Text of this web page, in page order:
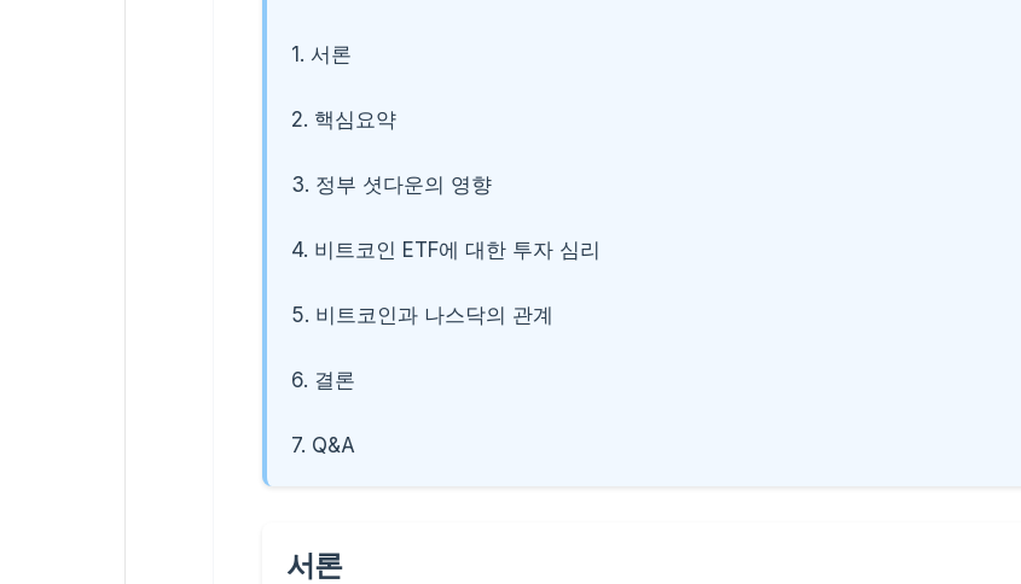
1. 서론
2. 핵심요약
3. 정부 셧다운의 영향
4. 비트코인 ETF에 대한 투자 심리
5. 비트코인과 나스닥의 관계
6. 결론
7. Q&A
서론